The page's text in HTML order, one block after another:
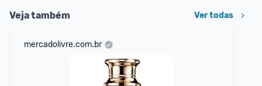
Veja também Ver todas
mercadolivre.com.br